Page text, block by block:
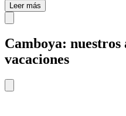
Leer más
Camboya:
vacaciones